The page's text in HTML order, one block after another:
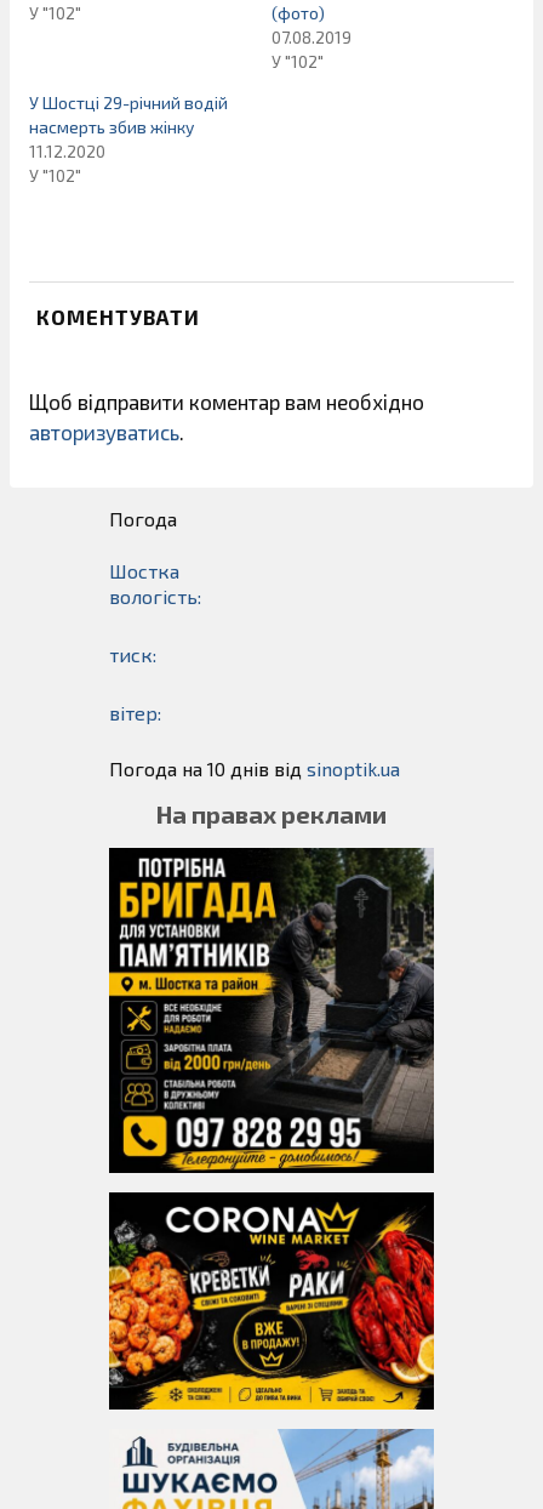
У "102"
(фото)
07.08.2019
У "102"
У Шостці 29-річний водій
насмерть збив жінку
11.12.2020
У "102"
КОМЕНТУВАТИ
Щоб відправити коментар вам необхідно
авторизуватись.
Погода
Шостка
вологість:
тиск:
вітер:
Погода на 10 днів від sinoptik.ua
На правах реклами